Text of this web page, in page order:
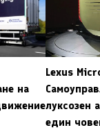
на
Lexus
луксозен
един